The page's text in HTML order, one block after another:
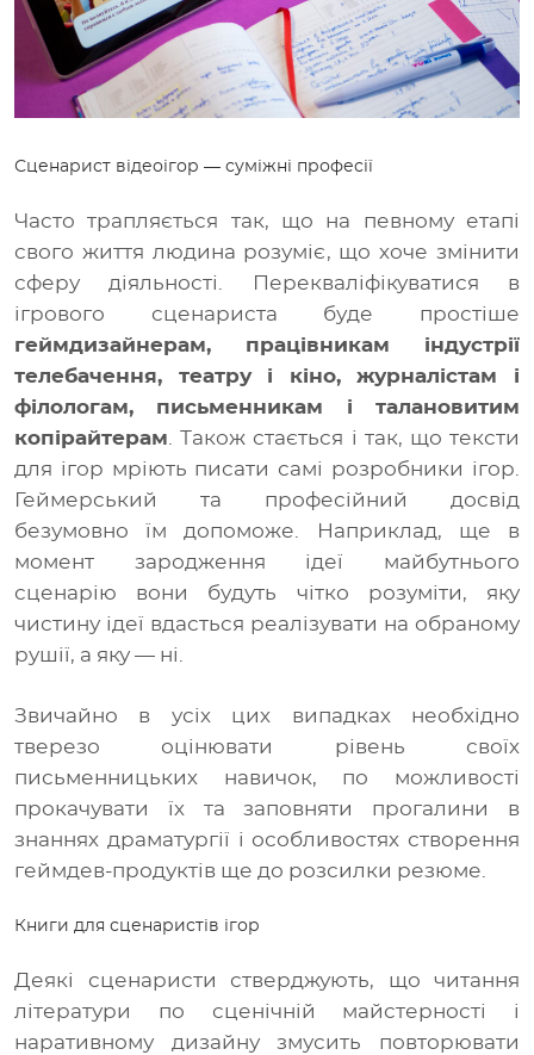
Сценарист відеоігор — суміжні професії
Часто трапляється так, що на певному етапі
свого життя людина розуміє, що хоче змінити
сферу діяльності. Перекваліфікуватися в
ігрового сценариста буде простіше
геймдизайнерам, працівникам індустрії
телебачення, театру і кіно, журналістам і
філологам, письменникам і талановитим
копірайтерам . Також стається і так, що тексти
для ігор мріють писати самі розробники ігор.
Геймерський та професійний досвід
безумовно їм допоможе. Наприклад, ще в
момент зародження ідеї майбутнього
сценарію вони будуть чітко розуміти, яку
чистину ідеї вдасться реалізувати на обраному
рушії, а яку — ні.
Звичайно в усіх цих випадках необхідно
тверезо оцінювати рівень своїх
письменницьких навичок, по можливості
прокачувати їх та заповняти прогалини в
знаннях драматургії і особливостях створення
геймдев-продуктів ще до розсилки резюме.
Книги для сценаристів ігор
Деякі сценаристи стверджують, що читання
літератури по сценічній майстерності і
наративному дизайну змусить повторювати